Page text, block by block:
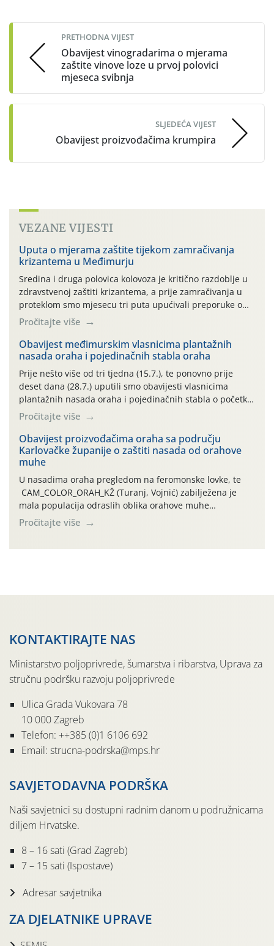
navigation
PRETHODNA VIJEST
Obavijest vinogradarima o mjerama
zaštite vinove loze u prvoj polovici
mjeseca svibnja
SLJEDEĆA VIJEST
Obavijest proizvođačima krumpira
VEZANE VIJESTI
Uputa o mjerama zaštite tijekom zamračivanja
krizantema u Međimurju
Sredina i druga polovica kolovoza je kritično razdoblje u
zdravstvenoj zaštiti krizantema, a prije zamračivanja u
proteklom smo mjesecu tri puta upućivali preporuke o
preventivnim mjerama zaštite krizantema od najčešćih
uzročnika bolesti, štetnika i fito-fagnih grinja (23.7., 14.7.,
06.7.)! Na početku ovog mjeseca je zabilježeno je
povijesno i ekstremno vruće meteorološko razdoblje, uz
najviše temperature […]
Pročitajte više
Obavijest međimurskim vlasnicima plantažnih
nasada oraha i pojedinačnih stabla oraha
Prije nešto više od tri tjedna (15.7.), te ponovno prije
deset dana (28.7.) uputili smo obavijesti vlasnicima
plantažnih nasada oraha i pojedinačnih stabla o početku
leta i ovogodišnjoj potrebi usmjerenog suzbijanja
orahove muhe (Rhagoletis completa)! Već dvanaest dana
traje drugi ovogodišnji “toplinski udar”, koji naročito
izražen zadnja šest dana (31.7.-05.8.), jer najviše
temperature zraka svakodnevno […]
Pročitajte više
Obavijest proizvođačima oraha sa području
Karlovačke županije o zaštiti nasada od orahove
muhe
U nasadima oraha pregledom na feromonske lovke, te
CAM_COLOR_ORAH_KŽ (Turanj, Vojnić) zabilježena je
mala populacija odraslih oblika orahove muhe
(Rhagoletis completa). Niska brojnost može se objasniti
činjenicom da je riječ o mladim nasadima s vrlo malim
Pročitajte više
KONTAKTIRAJTE NAS
Ministarstvo poljoprivrede, šumarstva i ribarstva, Uprava za
stručnu podršku razvoju poljoprivrede
Ulica Grada Vukovara 78
10 000 Zagreb
Telefon: ++385 (0)1 6106 692
Email: strucna-podrska@mps.hr
SAVJETODAVNA PODRŠKA
Naši savjetnici su dostupni radnim danom u podružnicama
diljem Hrvatske.
8 – 16 sati (Grad Zagreb)
7 – 15 sati (Ispostave)
Adresar savjetnika
ZA DJELATNIKE UPRAVE